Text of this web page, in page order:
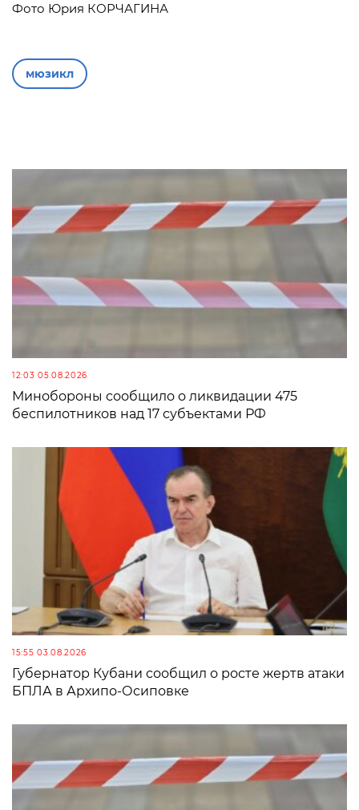
Фото Юрия КОРЧАГИНА
мюзикл
12:03 05.08.2026
Минобороны сообщило о ликвидации 475
беспилотников над 17 субъектами РФ
15:55 03.08.2026
Губернатор Кубани сообщил о росте жертв атаки
БПЛА в Архипо-Осиповке